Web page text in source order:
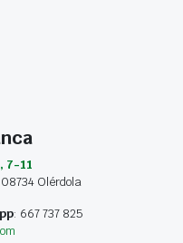
7-11
Olérdola
: 667 737 825